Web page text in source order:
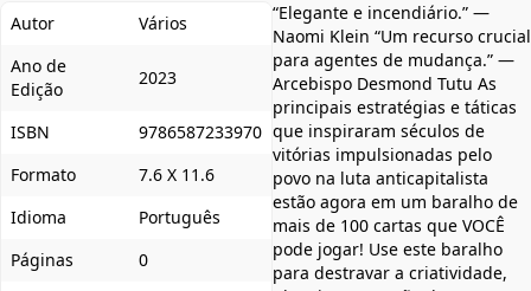
Autor
Vários
Ano de
Edição
2023
ISBN
9786587233970
Formato
7.6 X 11.6
Idioma
Português
Páginas
0
“Elegante e incendiário.” —
Naomi Klein “Um recurso crucial
para agentes de mudança.” —
Arcebispo Desmond Tutu As
principais estratégias e táticas
que inspiraram séculos de
vitórias impulsionadas pelo
povo na luta anticapitalista
estão agora em um baralho de
mais de 100 cartas que VOCÊ
pode jogar! Use este baralho
para destravar a criatividade,